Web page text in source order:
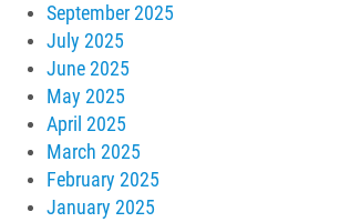
September 2025
July 2025
June 2025
May 2025
April 2025
March 2025
February 2025
January 2025